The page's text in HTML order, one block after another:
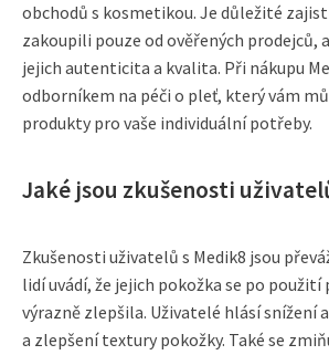
obchodů s kosmetikou. Je důležité
zakoupili pouze od ověřených prodejců,
jejich autenticita a kvalita. Při nákupu
odborníkem na péči o pleť, který vám
produkty pro vaše individuální potřeby.
Jaké jsou zkušenosti
Zkušenosti uživatelů s Medik8 jsou
lidí uvádí, že jejich pokožka se po
výrazně zlepšila. Uživatelé hlásí snížení
a zlepšení textury pokožky. Také se